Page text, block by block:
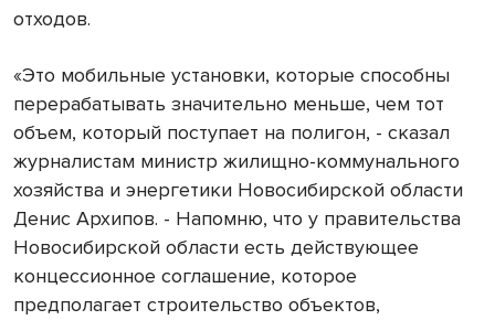
отходов.
«Это мобильные установки, которые способны
перерабатывать значительно меньше, чем тот
объем, который поступает на полигон, - сказал
журналистам министр жилищно-коммунального
хозяйства и энергетики Новосибирской области
Денис Архипов. - Напомню, что у правительства
Новосибирской области есть действующее
концессионное соглашение, которое
предполагает строительство объектов,